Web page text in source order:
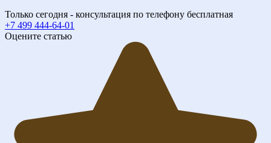
Только сегодня - консультация по телефону бесплатная
+7 499 444-64-01
Оцените статью